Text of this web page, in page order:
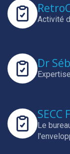
Activité
Dr
SECC
Le